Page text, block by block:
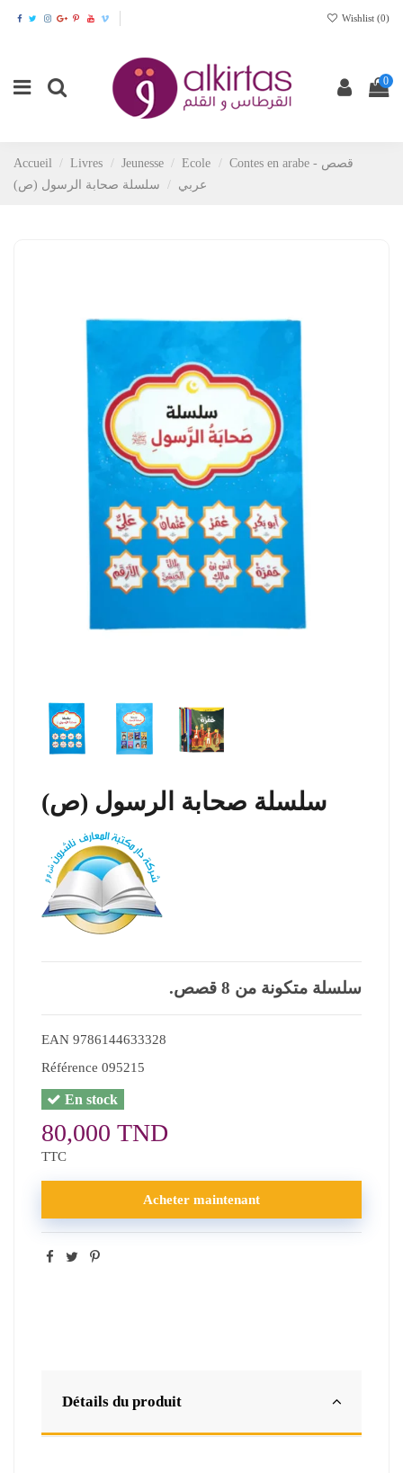
Wishlist (0)
0
Accueil Livres Jeunesse Ecole
Contes en arabe - قصص
عربي
سلسلة صحابة الرسول (ص)
سلسلة صحابة الرسول (ص)
.سلسلة متكونة من 8 قصص
EAN 9786144633328
Référence 095215
En stock
80,000 TND
TTC
Acheter maintenant
Détails du produit